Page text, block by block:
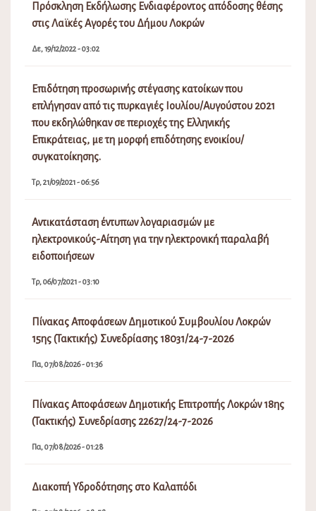
Πρόσκληση Εκδήλωσης Ενδιαφέροντος απόδοσης θέσης
στις Λαϊκές Αγορές του Δήμου Λοκρών
Δε, 19/12/2022 - 03:02
Επιδότηση προσωρινής στέγασης κατοίκων που
επλήγησαν από τις πυρκαγιές Ιουλίου/Αυγούστου 2021
που εκδηλώθηκαν σε περιοχές της Ελληνικής
Επικράτειας, με τη μορφή επιδότησης ενοικίου/
συγκατοίκησης.
Τρ, 21/09/2021 - 06:56
Αντικατάσταση έντυπων λογαριασμών με
ηλεκτρονικούς-Αίτηση για την ηλεκτρονική παραλαβή
ειδοποιήσεων
Τρ, 06/07/2021 - 03:10
Πίνακας Αποφάσεων Δημοτικού Συμβουλίου Λοκρών
15ης (Τακτικής) Συνεδρίασης 18031/24-7-2026
Πα, 07/08/2026 - 01:36
Πίνακας Αποφάσεων Δημοτικής Επιτροπής Λοκρών 18ης
(Τακτικής) Συνεδρίασης 22627/24-7-2026
Πα, 07/08/2026 - 01:28
Διακοπή Υδροδότησης στο Καλαπόδι